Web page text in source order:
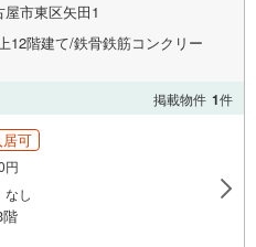
市東区矢田1
12階建て/鉄骨鉄筋コンクリー
掲載物件 1件
可
円
なし
階